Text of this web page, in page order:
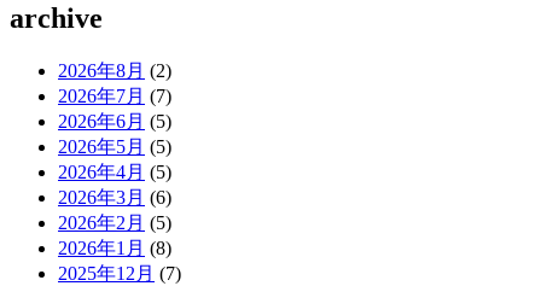
archive
2026年8月 (2)
2026年7月 (7)
2026年6月 (5)
2026年5月 (5)
2026年4月 (5)
2026年3月 (6)
2026年2月 (5)
2026年1月 (8)
2025年12月 (7)